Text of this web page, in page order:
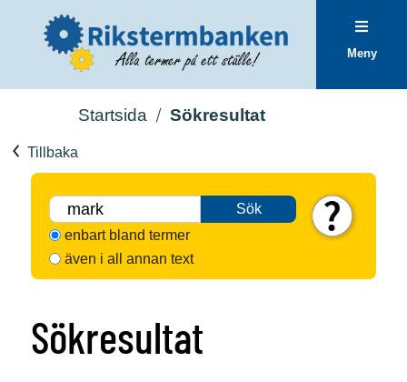
Meny
Startsida Sökresultat
Tillbaka
Sök
enbart bland termer
även i all annan text
Sökresultat